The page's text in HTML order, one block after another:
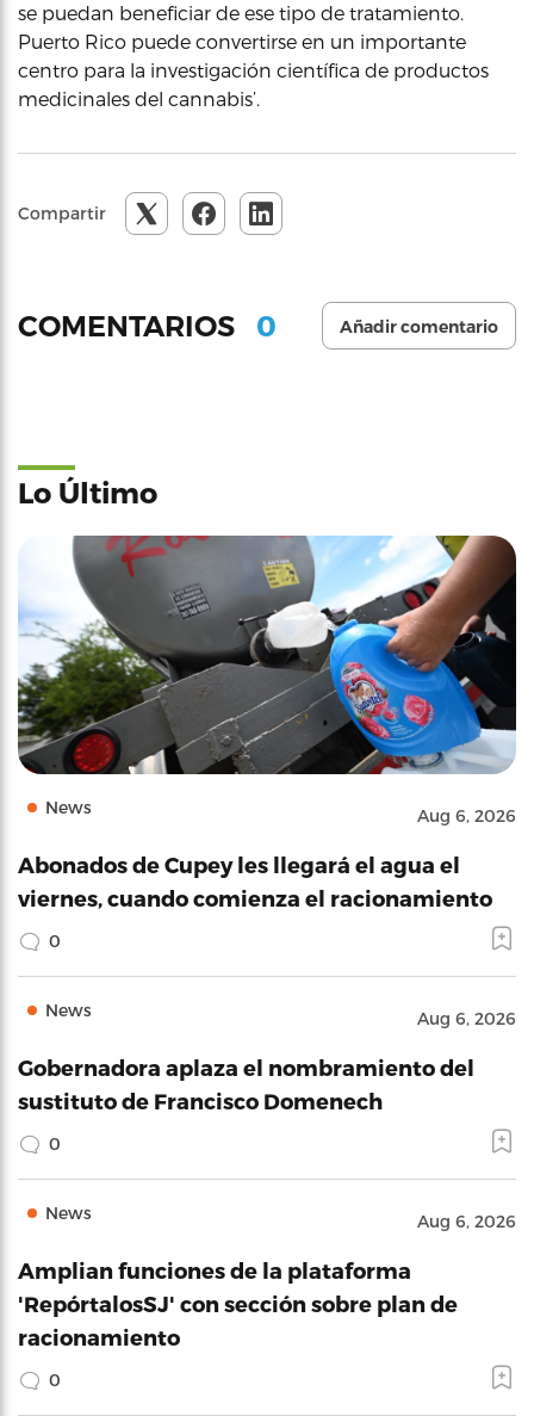
se puedan beneficiar de ese tipo de tratamiento.
Puerto Rico puede convertirse en un importante
centro para la investigación científica de productos
medicinales del cannabis’.
Compartir
COMENTARIOS 0 Añadir comentario
Lo Último
News Aug 6, 2026
Abonados de Cupey les llegará el agua el
viernes, cuando comienza el racionamiento
0
News Aug 6, 2026
Gobernadora aplaza el nombramiento del
sustituto de Francisco Domenech
0
News Aug 6, 2026
Amplian funciones de la plataforma
'RepórtalosSJ' con sección sobre plan de
racionamiento
0